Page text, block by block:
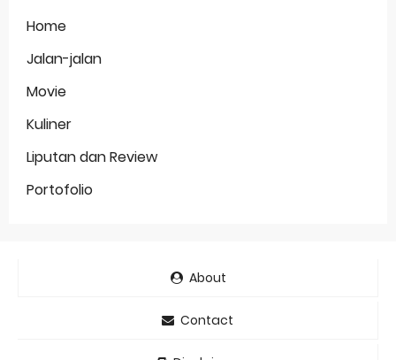
Home
Jalan-jalan
Movie
Kuliner
Liputan dan Review
Portofolio
About
Contact